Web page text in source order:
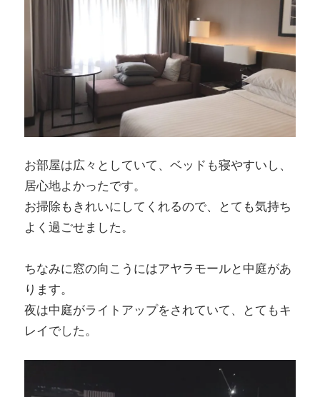
お部屋は広々としていて、ベッドも寝やすいし、
居心地よかったです。
お掃除もきれいにしてくれるので、とても気持ち
よく過ごせました。
ちなみに窓の向こうにはアヤラモールと中庭があ
ります。
夜は中庭がライトアップをされていて、とてもキ
レイでした。